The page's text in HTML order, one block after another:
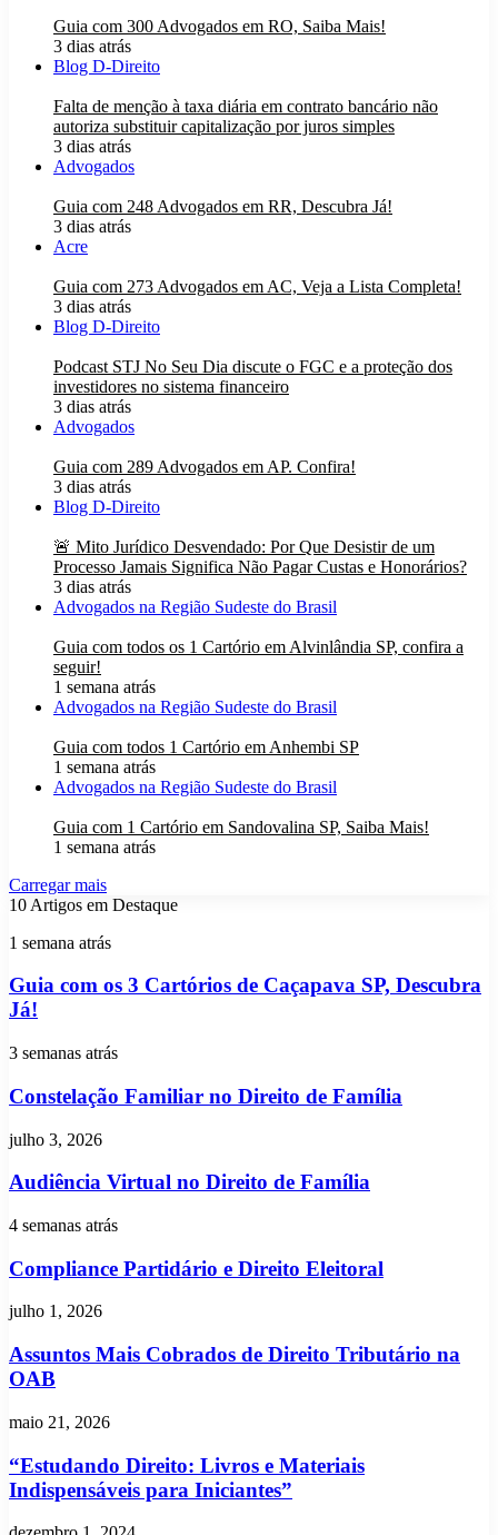
Guia com 300 Advogados em RO, Saiba Mais!
3 dias atrás
Blog D-Direito
Falta de menção à taxa diária em contrato bancário não
autoriza substituir capitalização por juros simples
3 dias atrás
Advogados
Guia com 248 Advogados em RR, Descubra Já!
3 dias atrás
Acre
Guia com 273 Advogados em AC, Veja a Lista Completa!
3 dias atrás
Blog D-Direito
Podcast STJ No Seu Dia discute o FGC e a proteção dos
investidores no sistema financeiro
3 dias atrás
Advogados
Guia com 289 Advogados em AP. Confira!
3 dias atrás
Blog D-Direito
🚨 Mito Jurídico Desvendado: Por Que Desistir de um
Processo Jamais Significa Não Pagar Custas e Honorários?
3 dias atrás
Advogados na Região Sudeste do Brasil
Guia com todos os 1 Cartório em Alvinlândia SP, confira a
seguir!
1 semana atrás
Advogados na Região Sudeste do Brasil
Guia com todos 1 Cartório em Anhembi SP
1 semana atrás
Advogados na Região Sudeste do Brasil
Guia com 1 Cartório em Sandovalina SP, Saiba Mais!
1 semana atrás
Carregar mais
10 Artigos em Destaque
Guia
os
3
Cartórios
Caçapava
Descubra
1 semana atrás
Guia com os 3 Cartórios de Caçapava SP, Descubra
Já!
Constelação
no
Direito
de
Família
3 semanas atrás
Constelação Familiar no Direito de Família
Audiência
no
de
julho 3, 2026
Audiência Virtual no Direito de Família
Compliance
e
Direito
Eleitoral
4 semanas atrás
Compliance Partidário e Direito Eleitoral
Assuntos
Cobrados
de
Direito
na
julho 1, 2026
Assuntos Mais Cobrados de Direito Tributário na
OAB
“Estudando
Livros
e
Materiais
maio 21, 2026
“Estudando Direito: Livros e Materiais
Indispensáveis para Iniciantes”